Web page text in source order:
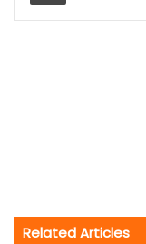
Related Articles